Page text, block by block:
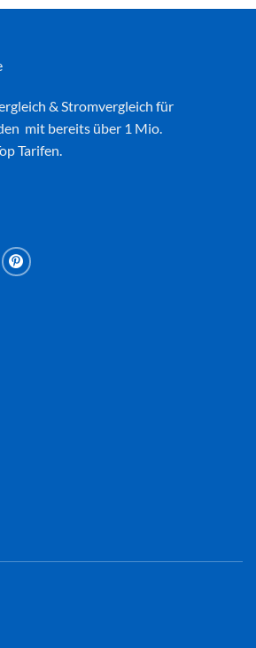
& Stromvergleich für
mit bereits über 1 Mio.
Tarifen.